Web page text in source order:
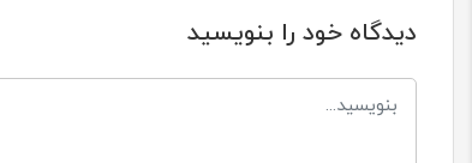
دیدگاه خود را بنویسید